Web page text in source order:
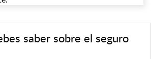
saber sobre el seguro